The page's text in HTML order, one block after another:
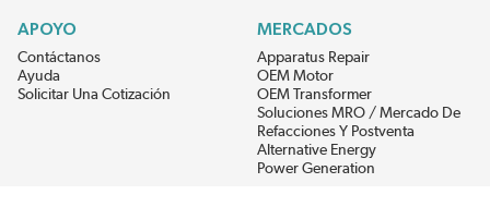
APOYO
Contáctanos
Ayuda
Solicitar Una Cotización
MERCADOS
Apparatus Repair
OEM Motor
OEM Transformer
Soluciones MRO / Mercado De
Refacciones Y Postventa
Alternative Energy
Power Generation